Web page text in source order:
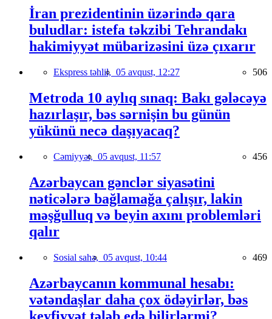
İran prezidentinin üzərində qara
buludlar: istefa təkzibi Tehrandakı
hakimiyyət mübarizəsini üzə çıxarır
Ekspress təhlil, 05 avqust, 12:27 506
Metroda 10 aylıq sınaq: Bakı gələcəyə
hazırlaşır, bəs sərnişin bu günün
yükünü necə daşıyacaq?
Cəmiyyət, 05 avqust, 11:57 456
Azərbaycan gənclər siyasətini
nəticələrə bağlamağa çalışır, lakin
məşğulluq və beyin axını problemləri
qalır
Sosial sahə, 05 avqust, 10:44 469
Azərbaycanın kommunal hesabı:
vətəndaşlar daha çox ödəyirlər, bəs
keyfiyyət tələb edə bilirlərmi?